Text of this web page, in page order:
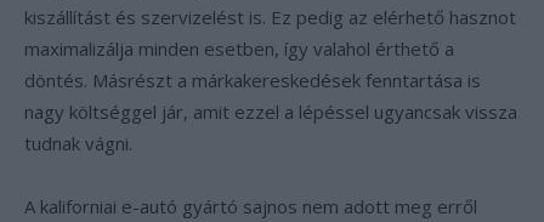
kiszállítást és szervizelést is. Ez pedig az elérhető hasznot
maximalizálja minden esetben, így valahol érthető a
döntés. Másrészt a márkakereskedések fenntartása is
nagy költséggel jár, amit ezzel a lépéssel ugyancsak vissza
tudnak vágni.
A kaliforniai e-autó gyártó sajnos nem adott meg erről